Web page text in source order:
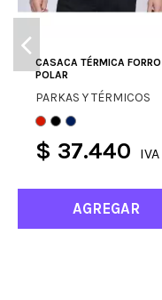
CASACA TÉRMICA FORRO
POLAR
PARKAS Y TÉRMICOS
$ 37.440
AGREGAR